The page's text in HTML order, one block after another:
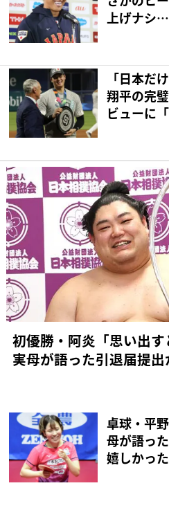
上げナシ
「日本だ
翔平の完
ビューに
初優勝・阿炎「思い出す
実母が語った引退届提
卓球・平
母が語っ
嬉しかっ